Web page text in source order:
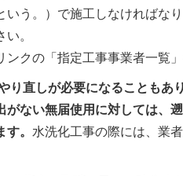
いう。）で施工しなければな
。
クの「指定工事事業者一覧」
り直しが必要になることもあ
がない無届使用に対しては、
。 水洗化工事の際には、業